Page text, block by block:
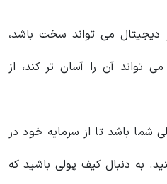
دیجیتال می تواند سخت باشد،
تواند آن را آسان تر کند، از
شما باشد تا از سرمایه خود در
به دنبال کیف پولی باشید که